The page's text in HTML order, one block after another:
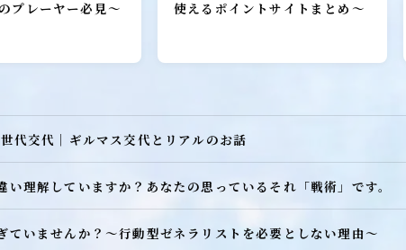
Webマ
プレーヤー必見～
使えるポイントサイトまとめ～
代交代｜ギルマス交代とリアルのお話
い理解していますか？あなたの思っているそれ「戦術」です。
ていませんか？～行動型ゼネラリストを必要としない理由～